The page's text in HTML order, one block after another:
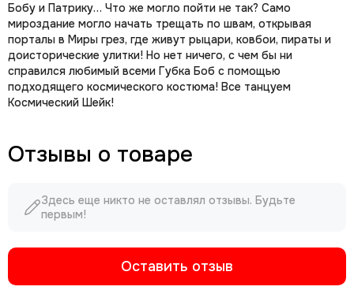
Бобу и Патрику… Что же могло пойти не так? Само
мироздание могло начать трещать по швам, открывая
порталы в Миры грез, где живут рыцари, ковбои, пираты и
доисторические улитки! Но нет ничего, с чем бы ни
справился любимый всеми Губка Боб с помощью
подходящего космического костюма! Все танцуем
Космический Шейк!
Отзывы о товаре
Здесь еще никто не оставлял отзывы. Будьте
первым!
Оставить отзыв